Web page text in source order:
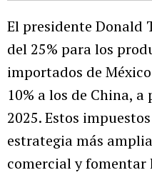
El presidente Donald
del 25% para los
importados de
10% a los de China,
2025. Estos
estrategia más
comercial y